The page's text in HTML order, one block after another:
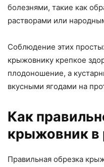
болезнями, такие как
растворами или
Соблюдение этих
крыжовнику крепкое
плодоношение, а
вкусными ягодами на
Как
крыжовник в
Правильная обрезка